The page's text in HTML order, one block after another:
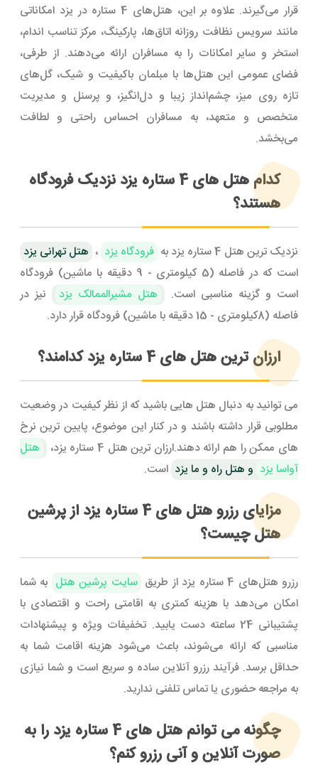
قرار می‌گیرند. علاوه بر این، هتل‌های 4 ستاره در یزد امکاناتی
مانند سرویس نظافت روزانه اتاق‌ها، پارکینگ، مرکز تناسب اندام،
استخر و سایر امکانات را به مسافران ارائه می‌دهند. از طرفی،
فضای عمومی این هتل‌ها با مبلمان باکیفیت و شیک، گل‌های
تازه روی میز، چشم‌انداز زیبا و دل‌انگیز، و پرسنل و مدیریت
متخصص و متعهد، به مسافران احساس راحتی و لطافت
می‌بخشد.
کدام هتل های 4 ستاره یزد نزدیک فرودگاه
هستند؟
نزدیک ترین هتل 4 ستاره یزد به فرودگاه یزد ، هتل تهرانی یزد
است که در فاصله (5 کیلومتری - 9 دقیقه با ماشین) فرودگاه
است و گزینه مناسبی است.
هتل مشیرالممالک یزد
نیز در
فاصله (8کیلومتری - 15 دقیقه با ماشین) فرودگاه قرار دارد.
ارزان ترین هتل های 4 ستاره یزد کدامند؟
می توانید به دنبال هتل هایی باشید که از نظر کیفیت در وضعیت
مطلوبی قرار داشته باشند و در کنار این موضوع، پایین ترین نرخ
های ممکن را هم ارائه دهند.ارزان ترین هتل 4 ستاره یزد،
هتل
آواسا یزد و هتل راه و ما یزد است.
مزایای رزرو هتل های 4 ستاره یزد از پرشین
هتل چیست؟
رزرو هتل‌های 4 ستاره یزد از طریق سایت پرشین هتل به شما
امکان می‌دهد با هزینه کمتری به اقامتی راحت و اقتصادی با
پشتیبانی 24 ساعته دست یابید. تخفیفات ویژه و پیشنهادات
مناسبی که ارائه می‌شوند، باعث می‌شود هزینه اقامت شما به
حداقل برسد. فرآیند رزرو آنلاین ساده و سریع است و شما نیازی
به مراجعه حضوری یا تماس تلفنی ندارید.
چگونه می توانم هتل های 4 ستاره یزد را به
صورت آنلاین و آنی رزرو کنم؟